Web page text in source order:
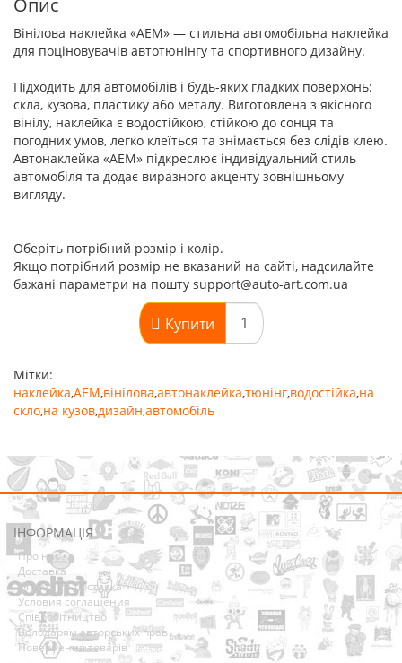
Опис
Вінілова наклейка «AEM» — стильна автомобільна наклейка
для поціновувачів автотюнінгу та спортивного дизайну.
Підходить для автомобілів і будь-яких гладких поверхонь:
скла, кузова, пластику або металу. Виготовлена з якісного
вінілу, наклейка є водостійкою, стійкою до сонця та
погодних умов, легко клеїться та знімається без слідів клею.
Автонаклейка «AEM» підкреслює індивідуальний стиль
автомобіля та додає виразного акценту зовнішньому
вигляду.
Оберіть потрібний розмір і колір.
Якщо потрібний розмір не вказаний на сайті, надсилайте
бажані параметри на пошту support@auto-art.com.ua
Купити
Мітки:
наклейка,AEM,вінілова,автонаклейка,тюнінг,водостійка,на
скло,на кузов,дизайн,автомобіль
ІНФОРМАЦІЯ
Про нас
Доставка
Оплата та Доставка
Условия соглашения
Співробітництво
Володарям авторських прав
Повернення товарів